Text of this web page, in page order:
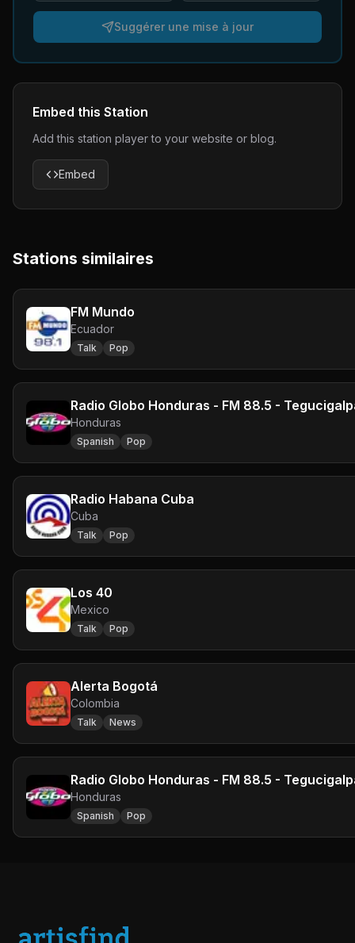
Suggérer une mise à jour
Embed this Station
Add this station player to your website or blog.
Embed
Stations similaires
FM Mundo
Ecuador
Talk Pop
Radio Globo Honduras - FM 88.5 -
Honduras
Spanish Pop
Radio Habana Cuba
Cuba
Talk Pop
Los 40
Mexico
Talk Pop
Alerta Bogotá
Colombia
Talk News
Radio Globo Honduras - FM 88.5 -
Honduras
Spanish Pop